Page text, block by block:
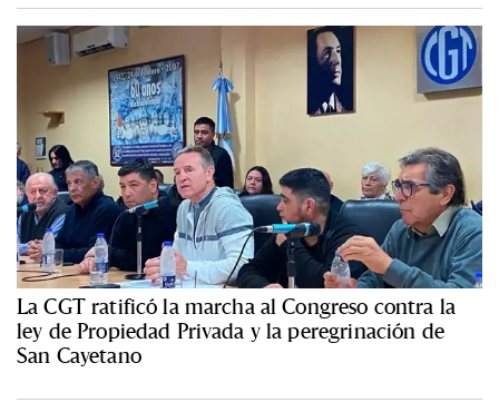
La CGT ratificó la marcha al Congreso contra la
ley de Propiedad Privada y la peregrinación de
San Cayetano